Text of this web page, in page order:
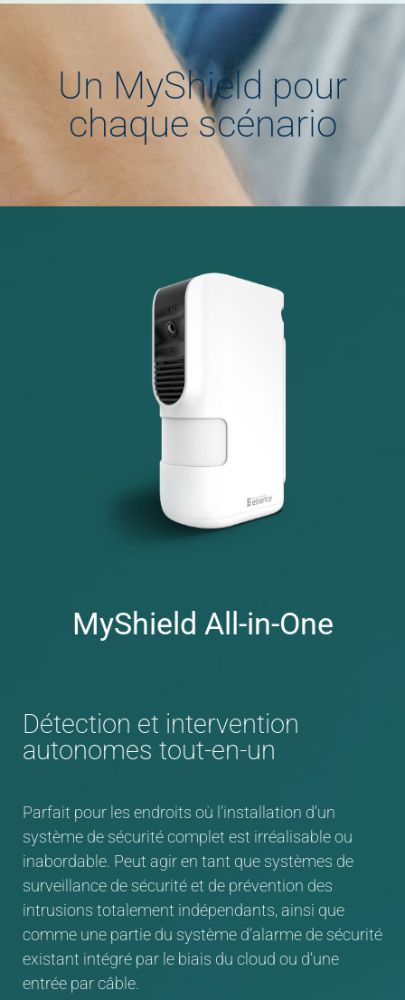
Un MyShield pour
chaque scénario
MyShield All-in-One
Détection et intervention
autonomes tout-en-un
Parfait pour les endroits où l’installation d’un
système de sécurité complet est irréalisable ou
inabordable. Peut agir en tant que systèmes de
surveillance de sécurité et de prévention des
intrusions totalement indépendants, ainsi que
comme une partie du système d’alarme de sécurité
existant intégré par le biais du cloud ou d’une
entrée par câble.